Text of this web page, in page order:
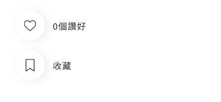
0個讚好
收藏